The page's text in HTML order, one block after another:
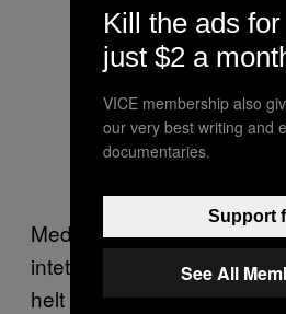
Med det sagt, så talte de
intet engelsk overhovedet,
helt klart som om, at jeg
Kill the ads for
just $2 a
VICE membership also
our very best writing and
documentaries.
Support
See All